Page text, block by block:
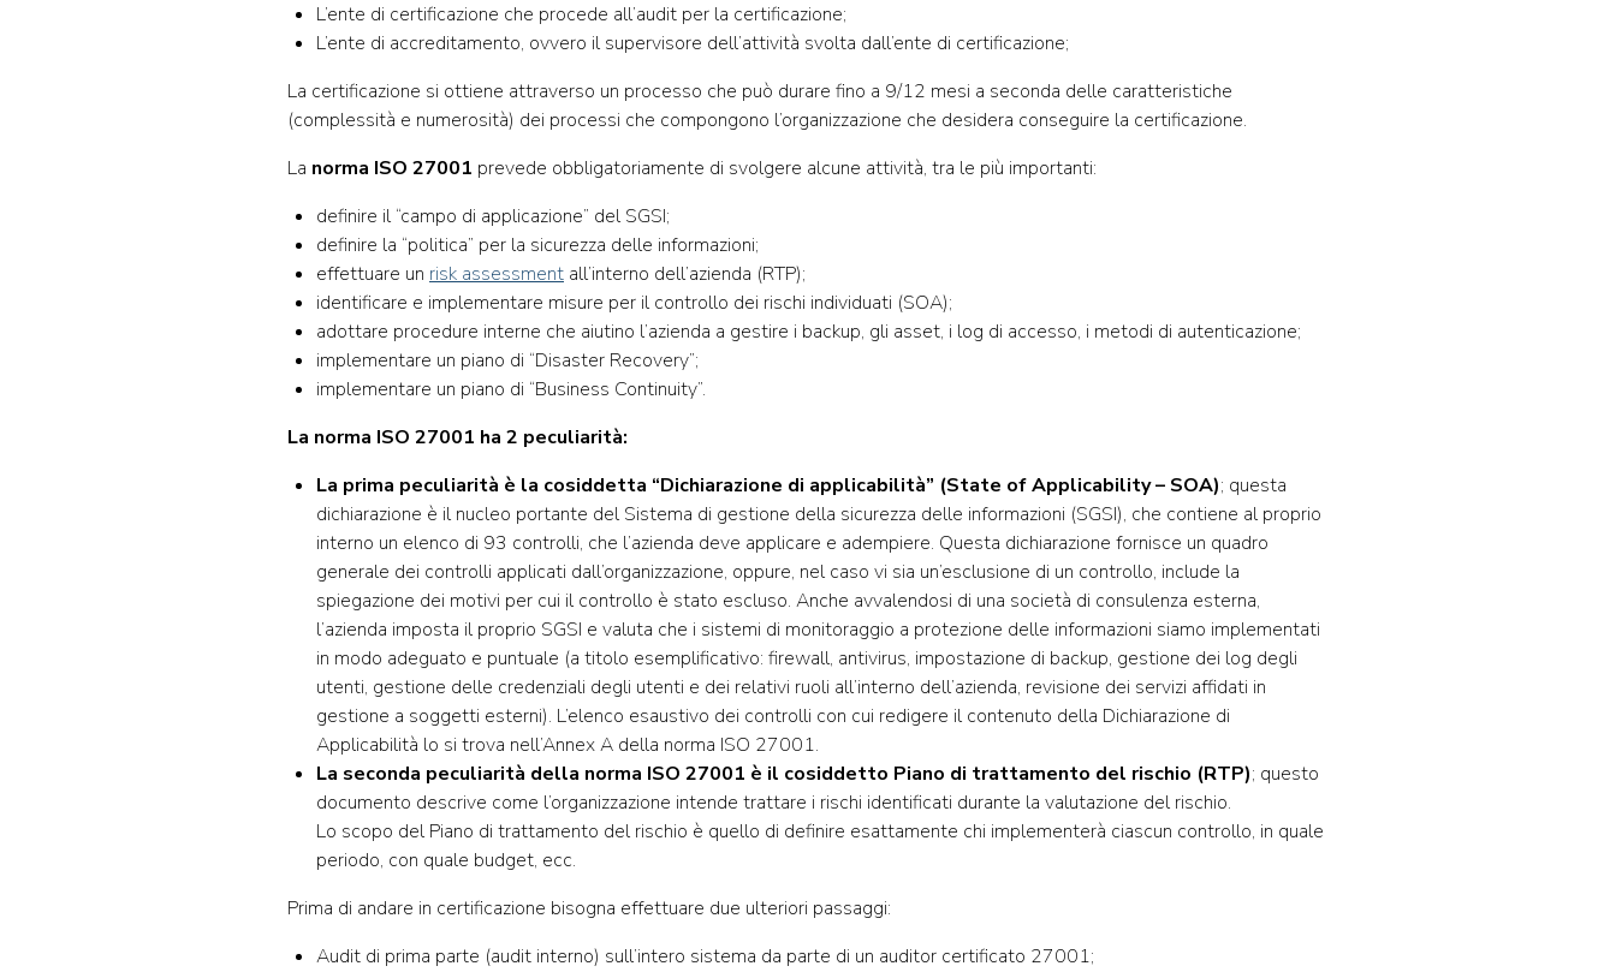
L’ente di certificazione che procede all’audit per la certificazione;
L’ente di accreditamento, ovvero il supervisore dell’attività svolta dall’ente di certificazione;
La certificazione si ottiene attraverso un processo che può durare fino a 9/12 mesi a seconda delle caratteristiche
(complessità e numerosità) dei processi che compongono l’organizzazione che desidera conseguire la certificazione.
La norma ISO 27001 prevede obbligatoriamente di svolgere alcune attività, tra le più importanti:
definire il “campo di applicazione” del SGSI;
definire la “politica” per la sicurezza delle informazioni;
effettuare un risk assessment all’interno dell’azienda (RTP);
identificare e implementare misure per il controllo dei rischi individuati (SOA);
adottare procedure interne che aiutino l’azienda a gestire i backup, gli asset, i log di accesso, i metodi di autenticazione;
implementare un piano di “Disaster Recovery”;
implementare un piano di “Business Continuity”.
La norma ISO 27001 ha 2 peculiarità:
La prima peculiarità è la cosiddetta “Dichiarazione di applicabilità” (State of Applicability – SOA); questa
dichiarazione è il nucleo portante del Sistema di gestione della sicurezza delle informazioni (SGSI), che contiene al proprio
interno un elenco di 93 controlli, che l’azienda deve applicare e adempiere. Questa dichiarazione fornisce un quadro
generale dei controlli applicati dall’organizzazione, oppure, nel caso vi sia un’esclusione di un controllo, include la
spiegazione dei motivi per cui il controllo è stato escluso. Anche avvalendosi di una società di consulenza esterna,
l’azienda imposta il proprio SGSI e valuta che i sistemi di monitoraggio a protezione delle informazioni siamo implementati
in modo adeguato e puntuale (a titolo esemplificativo: firewall, antivirus, impostazione di backup, gestione dei log degli
utenti, gestione delle credenziali degli utenti e dei relativi ruoli all’interno dell’azienda, revisione dei servizi affidati in
gestione a soggetti esterni). L’elenco esaustivo dei controlli con cui redigere il contenuto della Dichiarazione di
Applicabilità lo si trova nell’Annex A della norma ISO 27001.
La seconda peculiarità della norma ISO 27001 è il cosiddetto Piano di trattamento del rischio (RTP); questo
documento descrive come l’organizzazione intende trattare i rischi identificati durante la valutazione del rischio.
Lo scopo del Piano di trattamento del rischio è quello di definire esattamente chi implementerà ciascun controllo, in quale
periodo, con quale budget, ecc.
Prima di andare in certificazione bisogna effettuare due ulteriori passaggi:
Audit di prima parte (audit interno) sull’intero sistema da parte di un auditor certificato 27001;